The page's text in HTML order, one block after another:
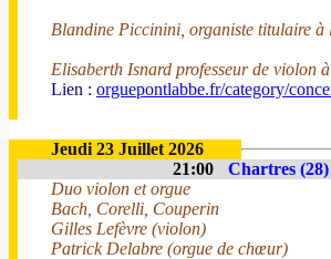
Blandine Piccinini, organiste titulaire
Elisaberth Isnard professeur de violon
Lien : orguepontlabbe.fr/category/
Jeudi 23 Juillet 2026
21:00
Chartres
Duo violon et orgue
Bach, Corelli, Couperin
Gilles Lefèvre (violon)
Patrick Delabre (orgue de chœur)